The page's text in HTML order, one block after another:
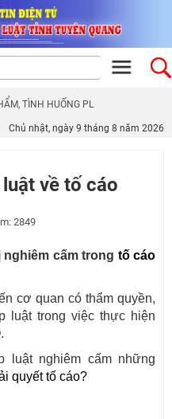
TÌNH HUỐNG PL
Chủ nhật, ngày 9 tháng 8 năm 2026
về tố cáo
2849
nghiêm cấm trong tố cáo
cơ quan có thẩm quyền,
luật trong việc thực hiện
luật nghiêm cấm những
quyết tố cáo?